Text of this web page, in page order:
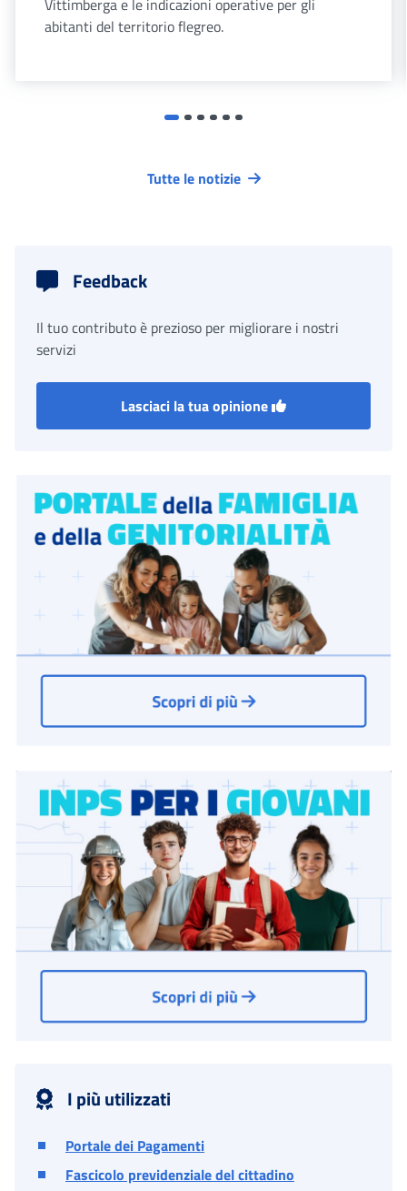
Vittimberga e le indicazioni operative per gli
abitanti del territorio flegreo.
Tutte le notizie
Feedback
Il tuo contributo è prezioso per migliorare i nostri
servizi
Lasciaci la tua opinione
I più utilizzati
Portale dei Pagamenti
Fascicolo previdenziale del cittadino